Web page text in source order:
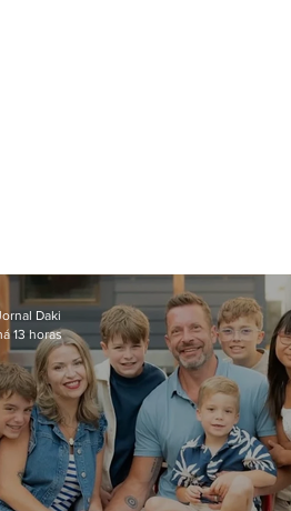
Daki
13 horas